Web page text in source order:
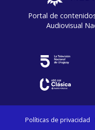
Portal de
Audiovisual
Políticas de privacidad